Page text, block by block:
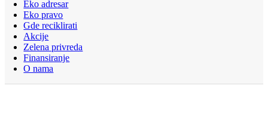
Eko adresar
Eko pravo
Gde reciklirati
Akcije
Zelena privreda
Finansiranje
O nama